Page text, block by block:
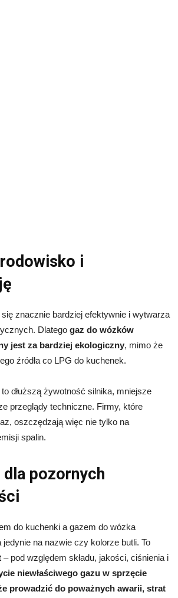
i
znacznie bardziej efektywnie i wytwarza
Dlatego gaz do wózków
jest za bardziej ekologiczny, mimo że
źródła co LPG do kuchenek.
dłuższą żywotność silnika, mniejsze
przeglądy techniczne. Firmy, które
oszczędzają więc nie tylko na
spalin.
pozornych
do kuchenki a gazem do wózka
jedynie na nazwie czy kolorze butli. To
– pod względem składu, jakości, ciśnienia i
niewłaściwego gazu w sprzęcie
prowadzić do poważnych awarii, strat